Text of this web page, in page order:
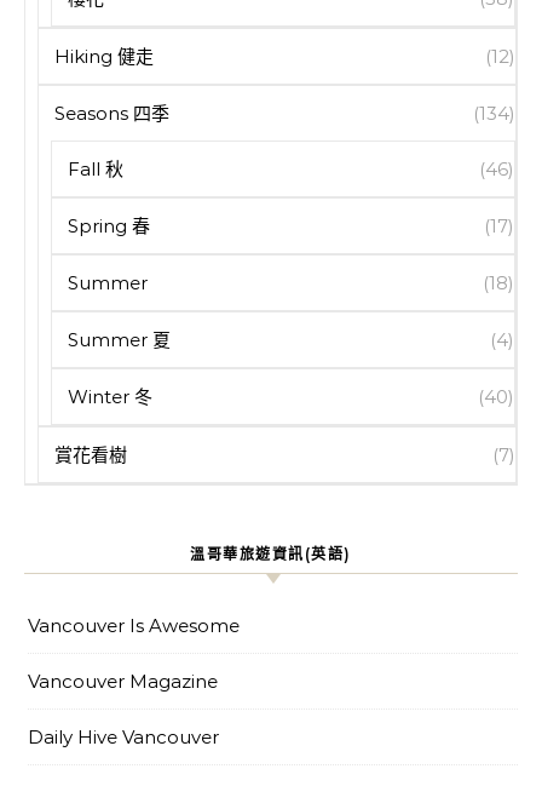
Hiking 健走 (12)
Seasons 四季 (134)
Fall 秋 (46)
Spring 春 (17)
Summer (18)
Summer 夏 (4)
Winter 冬 (40)
賞花看樹 (7)
溫哥華旅遊資訊(英語)
Vancouver Is Awesome
Vancouver Magazine
Daily Hive Vancouver